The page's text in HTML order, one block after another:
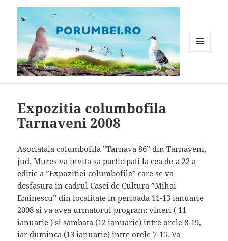
Expozitia columbofila
Tarnaveni 2008
Asociataia columbofila ”Tarnava 86” din Tarnaveni,
jud. Mures va invita sa participati la cea de-a 22 a
editie a ”Expozitiei columbofile” care se va
desfasura in cadrul Casei de Cultura ”Mihai
Eminescu” din localitate in perioada 11-13 ianuarie
2008 si va avea urmatorul program: vineri ( 11
ianuarie ) si sambata (12 ianuarie) intre orele 8-19,
iar duminca (13 ianuarie) intre orele 7-15. Va